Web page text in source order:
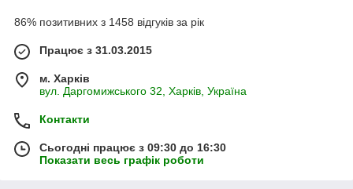
86% позитивних з 1458 відгуків за рік
Працює з 31.03.2015
м. Харків
вул. Даргомижського 32, Харків, Україна
Контакти
Сьогодні працює з 09:30 до 16:30
Показати весь графік роботи